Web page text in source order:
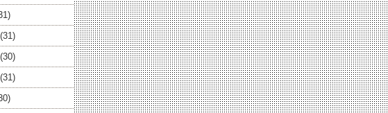
(31)
(30)
(31)